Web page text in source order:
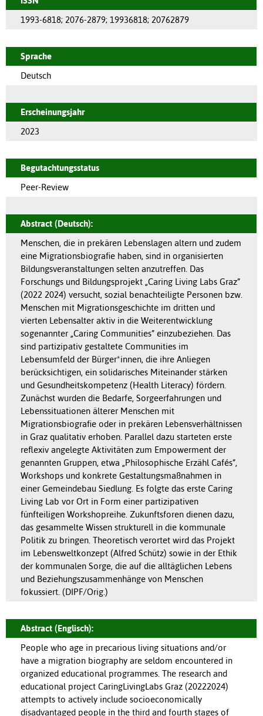
1993-6818; 2076-2879; 19936818; 20762879
Sprache
Deutsch
Erscheinungsjahr
2023
Begutachtungsstatus
Peer-Review
Abstract (Deutsch):
Menschen, die in prekären Lebenslagen altern und zudem
eine Migrationsbiografie haben, sind in organisierten
Bildungsveranstaltungen selten anzutreffen. Das
Forschungs und Bildungsprojekt „Caring Living Labs Graz”
(2022 2024) versucht, sozial benachteiligte Personen bzw.
Menschen mit Migrationsgeschichte im dritten und
vierten Lebensalter aktiv in die Weiterentwicklung
sogenannter „Caring Communities” einzubeziehen. Das
sind partizipativ gestaltete Communities im
Lebensumfeld der Bürger*innen, die ihre Anliegen
berücksichtigen, ein solidarisches Miteinander stärken
und Gesundheitskompetenz (Health Literacy) fördern.
Zunächst wurden die Bedarfe, Sorgeerfahrungen und
Lebenssituationen älterer Menschen mit
Migrationsbiografie oder in prekären Lebensverhältnissen
in Graz qualitativ erhoben. Parallel dazu starteten erste
reflexiv angelegte Aktivitäten zum Empowerment der
genannten Gruppen, etwa „Philosophische Erzähl Cafés”,
Workshops und konkrete Gestaltungsmaßnahmen in
einer Gemeindebau Siedlung. Es folgte das erste Caring
Living Lab vor Ort in Form einer partizipativen
fünfteiligen Workshopreihe. Zukunftsforen dienen dazu,
das gesammelte Wissen strukturell in die kommunale
Politik zu bringen. Theoretisch verortet wird das Projekt
im Lebensweltkonzept (Alfred Schütz) sowie in der Ethik
der kommunalen Sorge, die auf die alltäglichen Lebens
und Beziehungszusammenhänge von Menschen
fokussiert. (DIPF/Orig.)
Abstract (Englisch):
People who age in precarious living situations and/or
have a migration biography are seldom encountered in
organized educational programmes. The research and
educational project CaringLivingLabs Graz (20222024)
attempts to actively include socioeconomically
disadvantaged people in the third and fourth stages of